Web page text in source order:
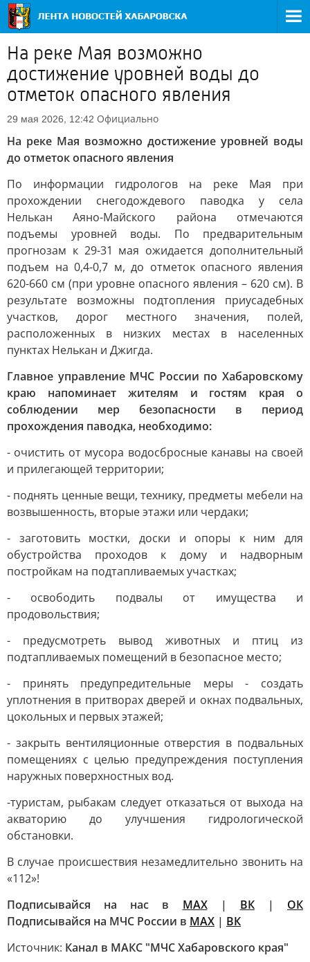
На реке Мая возможно
достижение уровней воды до
отметок опасного явления
29 мая 2026, 12:42 Официально
На реке Мая возможно достижение уровней воды
до отметок опасного явления
По информации гидрологов на реке Мая при
прохождении снегодождевого паводка у села
Нелькан Аяно-Майского района отмечаются
подъемы уровней воды. По предварительным
прогнозам к 29-31 мая ожидается дополнительный
подъем на 0,4-0,7 м, до отметок опасного явления
620-660 см (при уровне опасного явления – 620 см). В
результате возможны подтопления приусадебных
участков, дорог местного значения, полей,
расположенных в низких местах в населенных
пунктах Нелькан и Джигда.
Главное управление МЧС России по Хабаровскому
краю напоминает жителям и гостям края о
соблюдении мер безопасности в период
прохождения паводка, необходимо:
- очистить от мусора водосбросные канавы на своей
и прилегающей территории;
- поднять ценные вещи, технику, предметы мебели на
возвышенность, вторые этажи или чердаки;
- заготовить мостки, доски и опоры к ним для
обустройства проходов к дому и надворным
постройкам на подтапливаемых участках;
- освободить подвалы от имущества и
продовольствия;
- предусмотреть вывод животных и птиц из
подтапливаемых помещений в безопасное место;
- принять предупредительные меры - создать
уплотнения в притворах дверей и окнах подвальных,
цокольных и первых этажей;
- закрыть вентиляционные отверстия в подвальных
помещениях с целью предупреждения поступления
наружных поверхностных вод.
-туристам, рыбакам следует отказаться от выхода на
акваторию до улучшения гидрологической
обстановки.
В случае происшествия незамедлительно звонить на
«112»!
Подписывайся на нас в МАХ| ВК| ОК
Подписывайся на МЧС России в MAX | ВК
Источник: Канал в МАКС "МЧС Хабаровского края"